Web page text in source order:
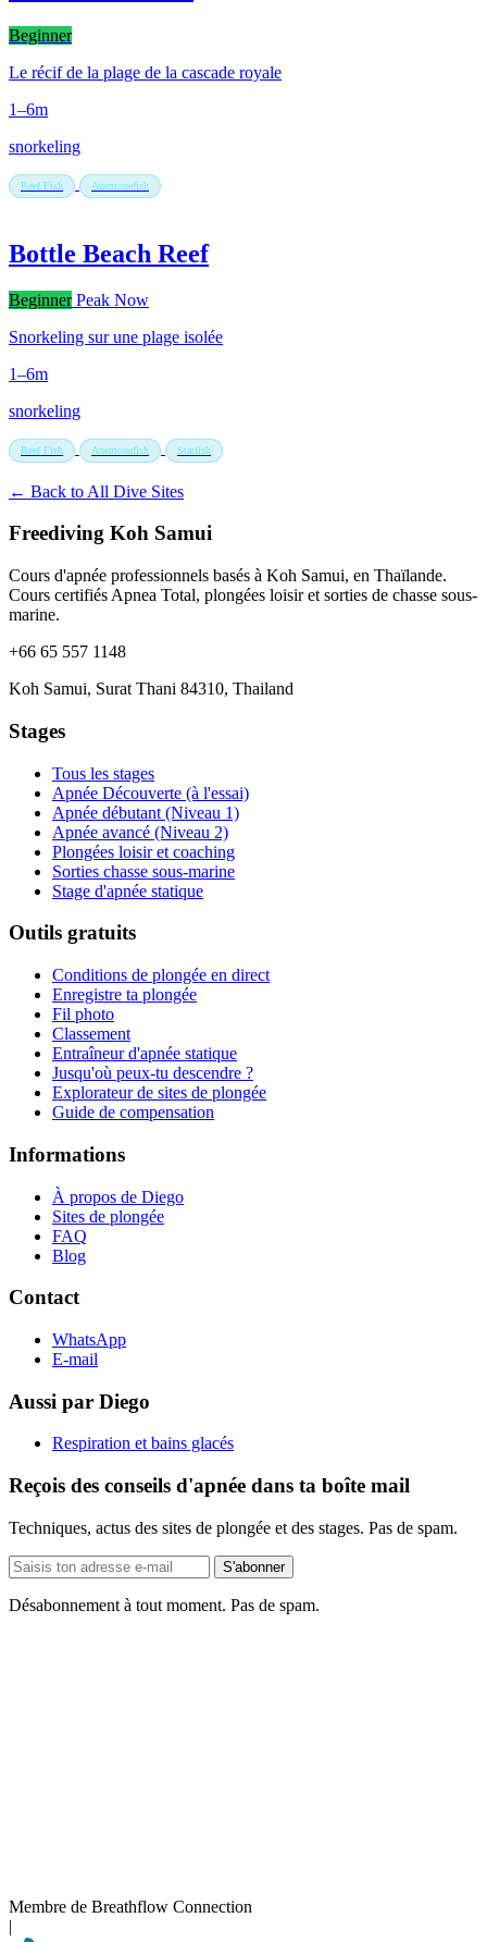
Beginner
Le récif de la plage de la cascade royale
1–6m
snorkeling
Reef Fish Anemonefish
Bottle Beach Reef
Beginner Peak Now
Snorkeling sur une plage isolée
1–6m
snorkeling
Reef Fish Anemonefish Starfish
← Back to All Dive Sites
Freediving Koh Samui
Cours d'apnée professionnels basés à Koh Samui, en Thaïlande.
Cours certifiés Apnea Total, plongées loisir et sorties de chasse sous-
marine.
+66 65 557 1148
Koh Samui, Surat Thani 84310, Thailand
Stages
Tous les stages
Apnée Découverte (à l'essai)
Apnée débutant (Niveau 1)
Apnée avancé (Niveau 2)
Plongées loisir et coaching
Sorties chasse sous-marine
Stage d'apnée statique
Outils gratuits
Conditions de plongée en direct
Enregistre ta plongée
Fil photo
Classement
Entraîneur d'apnée statique
Jusqu'où peux-tu descendre ?
Explorateur de sites de plongée
Guide de compensation
Informations
À propos de Diego
Sites de plongée
FAQ
Blog
Contact
WhatsApp
E-mail
Aussi par Diego
Respiration et bains glacés
Reçois des conseils d'apnée dans ta boîte mail
Techniques, actus des sites de plongée et des stages. Pas de spam.
Adresse
e-
mail
S'abonner
Désabonnement à tout moment. Pas de spam.
Membre de Breathflow Connection
|